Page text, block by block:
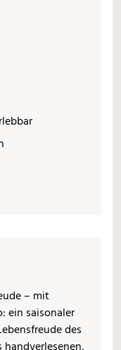
– mit
ein saisonaler
des